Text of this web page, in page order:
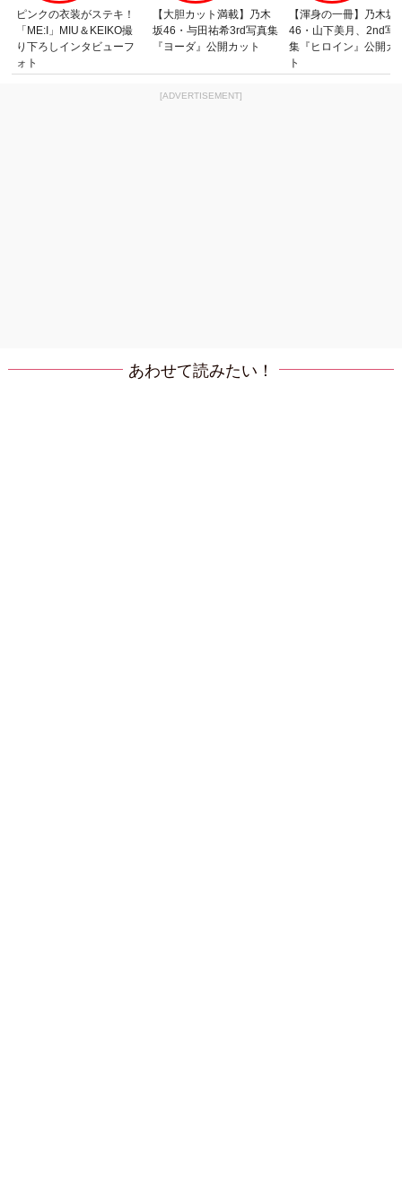
ピンクの衣装がステキ！
「ME:I」MIU＆KEIKO撮
り下ろしインタビューフ
ォト
【大胆カット満載】乃木
坂46・与田祐希3rd写真集
『ヨーダ』公開カット
【渾身の一冊】乃木坂
46・山下美月、2nd写
集『ヒロイン』公開カ
ト
[ADVERTISEMENT]
あわせて読みたい！